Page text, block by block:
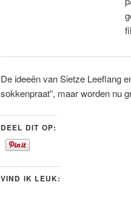
De ideeën van Sietze Leeflang
sokkenpraat”, maar worden nu
DEEL DIT OP:
VIND IK LEUK: